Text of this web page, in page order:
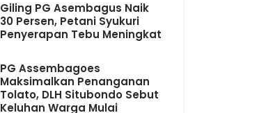
Giling PG Asembagus Naik
30 Persen, Petani Syukuri
Penyerapan Tebu Meningkat
PG Assembagoes
Maksimalkan Penanganan
Tolato, DLH Situbondo Sebut
Keluhan Warga Mulai